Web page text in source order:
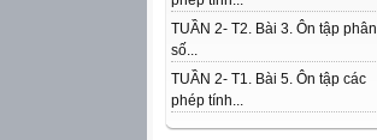
TUẦN 2- T2. Bài 3. Ôn tập phân
số...
TUẦN 2- T1. Bài 5. Ôn tập các
phép tính...